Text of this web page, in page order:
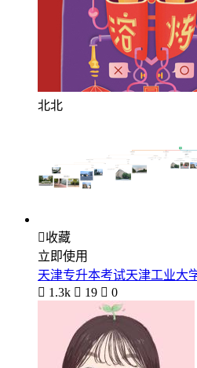
北北
收藏
立即使用
天津专升本考试天津工业大
 1.3k  19  0